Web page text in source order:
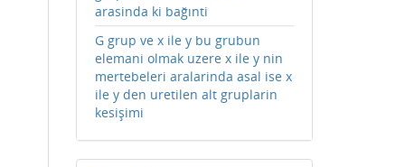
arasinda ki bağınti
G grup ve x ile y bu grubun
elemani olmak uzere x ile y nin
mertebeleri aralarinda asal ise x
ile y den uretilen alt gruplarin
kesişimi